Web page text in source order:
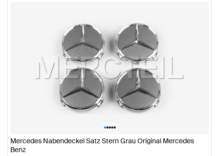
•••••
Mercedes Nabendeckel Satz Stern Grau Original Mercedes
Benz